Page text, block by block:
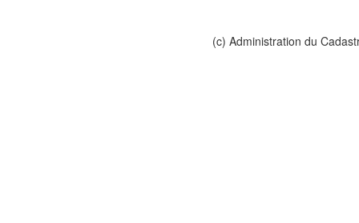
(c) Administration du